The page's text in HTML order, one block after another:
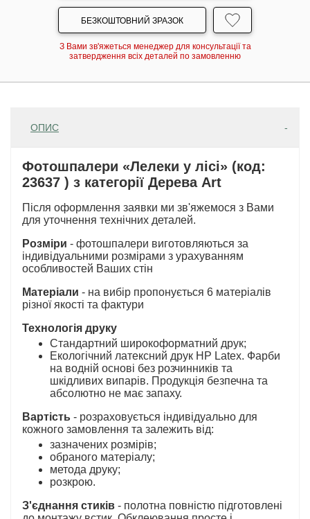
БЕЗКОШТОВНИЙ ЗРАЗОК
З Вами зв'яжеться менеджер для консультації та
затвердження всіх деталей по замовленню
ОПИС
Фотошпалери «Лелеки у лісі» (код:
23637 ) з категорії Дерева Art
Після оформлення заявки ми зв'яжемося з Вами
для уточнення технічних деталей.
Розміри - фотошпалери виготовляються за
індивідуальними розмірами з урахуванням
особливостей Ваших стін
Матеріали - на вибір пропонується 6 матеріалів
різної якості та фактури
Технологія друку
Стандартний широкоформатний друк;
Екологічний латексний друк HP Latex. Фарби
на водній основі без розчинників та
шкідливих випарів. Продукція безпечна та
абсолютно не має запаху.
Вартість - розраховується індивідуально для
кожного замовлення та залежить від:
зазначених розмірів;
обраного матеріалу;
метода друку;
розкрою.
З'єднання стиків - полотна повністю підготовлені